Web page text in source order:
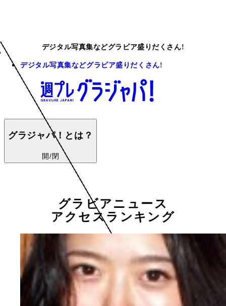
デジタル写真集などグラビア盛りだくさん!
デジタル写真集などグラビア盛りだくさん!
グラジャパ！とは？
開/閉
グラビアニュース
アクセスランキング